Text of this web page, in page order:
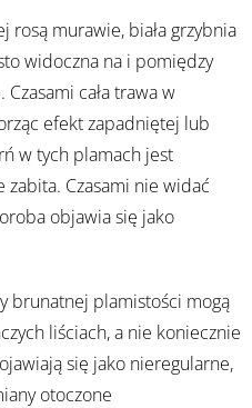
rosą murawie, biała grzybnia
widoczna na i pomiędzy
Czasami cała trawa w
efekt zapadniętej lub
w tych plamach jest
zabita. Czasami nie widać
objawia się jako
brunatnej plamistości mogą
liściach, a nie koniecznie
się jako nieregularne,
otoczone